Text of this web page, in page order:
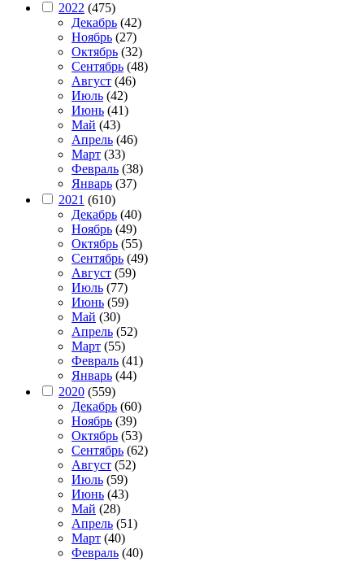
2022 (475)
Декабрь (42)
Ноябрь (27)
Октябрь (32)
Сентябрь (48)
Август (46)
Июль (42)
Июнь (41)
Май (43)
Апрель (46)
Март (33)
Февраль (38)
Январь (37)
2021 (610)
Декабрь (40)
Ноябрь (49)
Октябрь (55)
Сентябрь (49)
Август (59)
Июль (77)
Июнь (59)
Май (30)
Апрель (52)
Март (55)
Февраль (41)
Январь (44)
2020 (559)
Декабрь (60)
Ноябрь (39)
Октябрь (53)
Сентябрь (62)
Август (52)
Июль (59)
Июнь (43)
Май (28)
Апрель (51)
Март (40)
Февраль (40)